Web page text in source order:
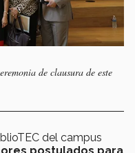
de clausura de este
del campus